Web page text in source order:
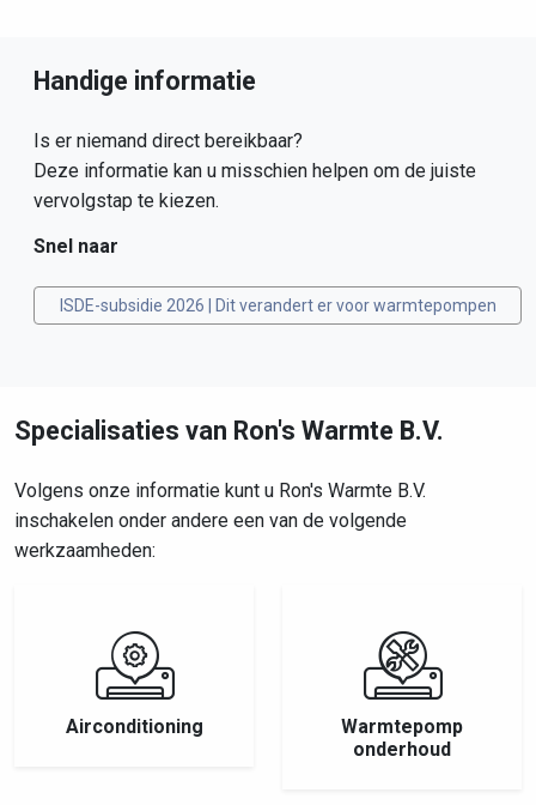
Handige informatie
Is er niemand direct bereikbaar?
Deze informatie kan u misschien helpen om de juiste
vervolgstap te kiezen.
Snel naar
ISDE-subsidie 2026 | Dit verandert er voor warmtepompen
Specialisaties van Ron's Warmte B.V.
Volgens onze informatie kunt u Ron's Warmte B.V.
inschakelen onder andere een van de volgende
werkzaamheden:
Airconditioning
Warmtepomp
onderhoud